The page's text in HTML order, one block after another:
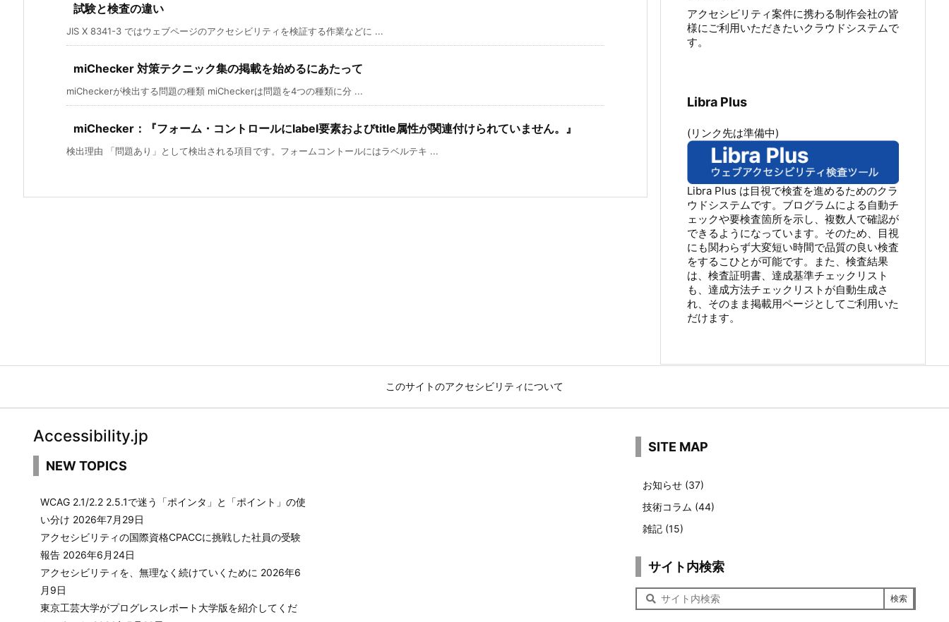
試験と検査の違い
JIS X 8341-3 ではウェブページのアクセシビリティを検証する作業などに ...
miChecker 対策テクニック集の掲載を始めるにあたって
miCheckerが検出する問題の種類 miCheckerは問題を4つの種類に分 ...
miChecker：『フォーム・コントロールにlabel要素およびtitle属性が関連付けられていません。』
検出理由 「問題あり」として検出される項目です。フォームコントールにはラベルテキ ...
アクセシビリティ案件に携わる制作会社の皆
様にご利用いただきたいクラウドシステムで
す。
Libra Plus
(リンク先は準備中)
Libra Plus は目視で検査を進めるためのクラ
ウドシステムです。ブログラムによる自動チ
ェックや要検査箇所を示し、複数人で確認が
できるようになっています。そのため、目視
にも関わらず大変短い時間で品質の良い検査
をするこひとが可能です。また、検査結果
は、検査証明書、達成基準チェックリスト
も、達成方法チェックリストが自動生成さ
れ、そのまま掲載用ページとしてご利用いた
だけます。
このサイトのアクセシビリティについて
Accessibility.jp
NEW TOPICS
WCAG 2.1/2.2 2.5.1で迷う「ポインタ」と「ポイント」の使
い分け 2026年7月29日
アクセシビリティの国際資格CPACCに挑戦した社員の受験
報告 2026年6月24日
アクセシビリティを、無理なく続けていくために 2026年6
月9日
東京工芸大学がプログレスレポート大学版を紹介してくだ
SITE MAP
お知らせ (37)
技術コラム (44)
雑記 (15)
サイト内検索
イ